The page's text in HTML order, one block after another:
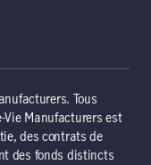
Tous
Vie Manufacturers est
des contrats de
des fonds distincts